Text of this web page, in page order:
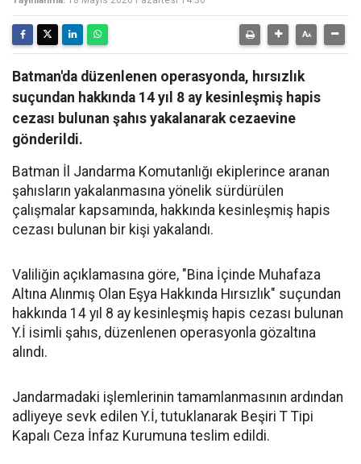
Batman'da düzenlenen operasyonda, hırsızlık
suçundan hakkında 14 yıl 8 ay kesinleşmiş hapis
cezası bulunan şahıs yakalanarak cezaevine
gönderildi.
Batman İl Jandarma Komutanlığı ekiplerince aranan
şahısların yakalanmasına yönelik sürdürülen
çalışmalar kapsamında, hakkında kesinleşmiş hapis
cezası bulunan bir kişi yakalandı.
Valiliğin açıklamasına göre, "Bina İçinde Muhafaza
Altına Alınmış Olan Eşya Hakkında Hırsızlık" suçundan
hakkında 14 yıl 8 ay kesinleşmiş hapis cezası bulunan
Y.İ isimli şahıs, düzenlenen operasyonla gözaltına
alındı.
Jandarmadaki işlemlerinin tamamlanmasının ardından
adliyeye sevk edilen Y.İ, tutuklanarak Beşiri T Tipi
Kapalı Ceza İnfaz Kurumuna teslim edildi.